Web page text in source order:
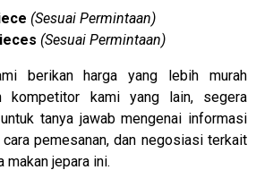
(Sesuai Permintaan)
(Sesuai Permintaan)
berikan harga yang lebih murah
kompetitor kami yang lain, segera
tanya jawab mengenai informasi
pemesanan, dan negosiasi terkait
makan jepara ini.